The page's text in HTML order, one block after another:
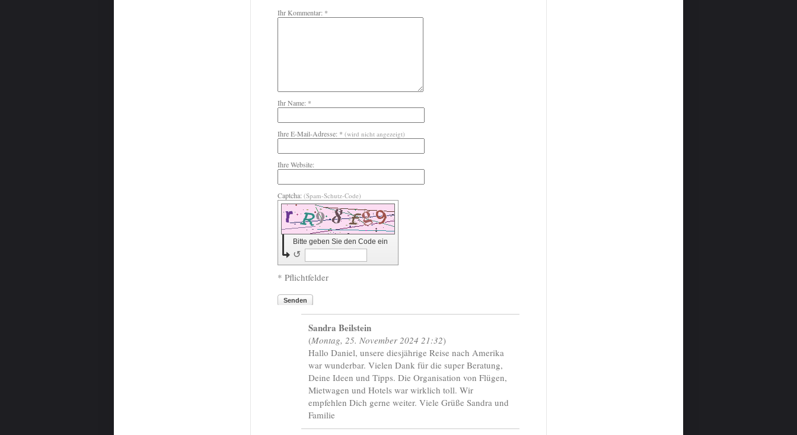
Ihr Kommentar: *
Ihr Name: *
Ihre E-Mail-Adresse: *(wird nicht angezeigt)
Ihre Website:
Captcha:(Spam-Schutz-Code)
Bitte geben Sie den Code ein
↺
* Pflichtfelder
Senden
Sandra Beilstein
(Montag, 25. November 2024 21:32)
Hallo Daniel, unsere diesjährige Reise nach Amerika
war wunderbar. Vielen Dank für die super Beratung,
Deine Ideen und Tipps. Die Organisation von Flügen,
Mietwagen und Hotels war wirklich toll. Wir
empfehlen Dich gerne weiter. Viele Grüße Sandra und
Familie